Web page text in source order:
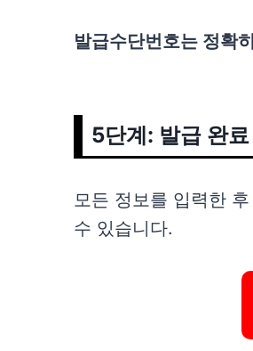
발급수단번호는 정확
5단계: 발급 완
모든 정보를 입력한
수 있습니다.